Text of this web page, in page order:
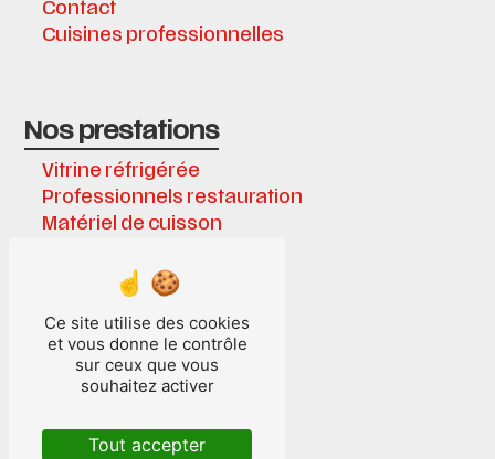
Contact
Cuisines professionnelles
Nos prestations
Vitrine réfrigérée
Professionnels restauration
Matériel de cuisson
Chambre froide
Cuisines professionnelles
Installations frigorifiques
Cave à vin
Laboratoire
Ce site utilise des cookies
et vous donne le contrôle
sur ceux que vous
souhaitez activer
Tout accepter